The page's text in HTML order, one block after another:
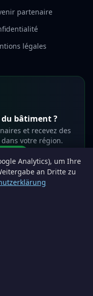
Analytics), um Ihre
an Dritte zu
partenaire
légales
bâtiment ?
et recevez des
votre région.